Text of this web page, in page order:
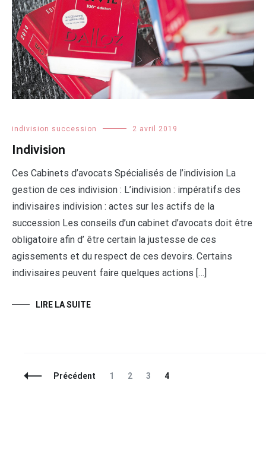
indivision succession 2 avril 2019
Indivision
Ces Cabinets d’avocats Spécialisés de l’indivision La
gestion de ces indivision : L’indivision : impératifs des
indivisaires indivision : actes sur les actifs de la
succession Les conseils d’un cabinet d’avocats doit être
obligatoire afin d’ être certain la justesse de ces
agissements et du respect de ces devoirs. Certains
indivisaires peuvent faire quelques actions […]
LIRE LA SUITE
NavigationPrécédent Page
1 Page
2 Page
3 Page
4